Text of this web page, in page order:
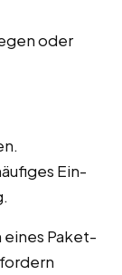
oder
Ein-
eines Paket-